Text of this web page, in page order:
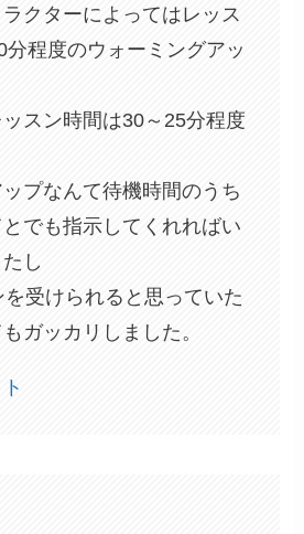
クターによってはレッス
分程度のウォーミングアッ
スン時間は30～25分程度
プなんて待機時間のうち
でも指示してくれればい
し
受けられると思っていた
ガッカリしました。